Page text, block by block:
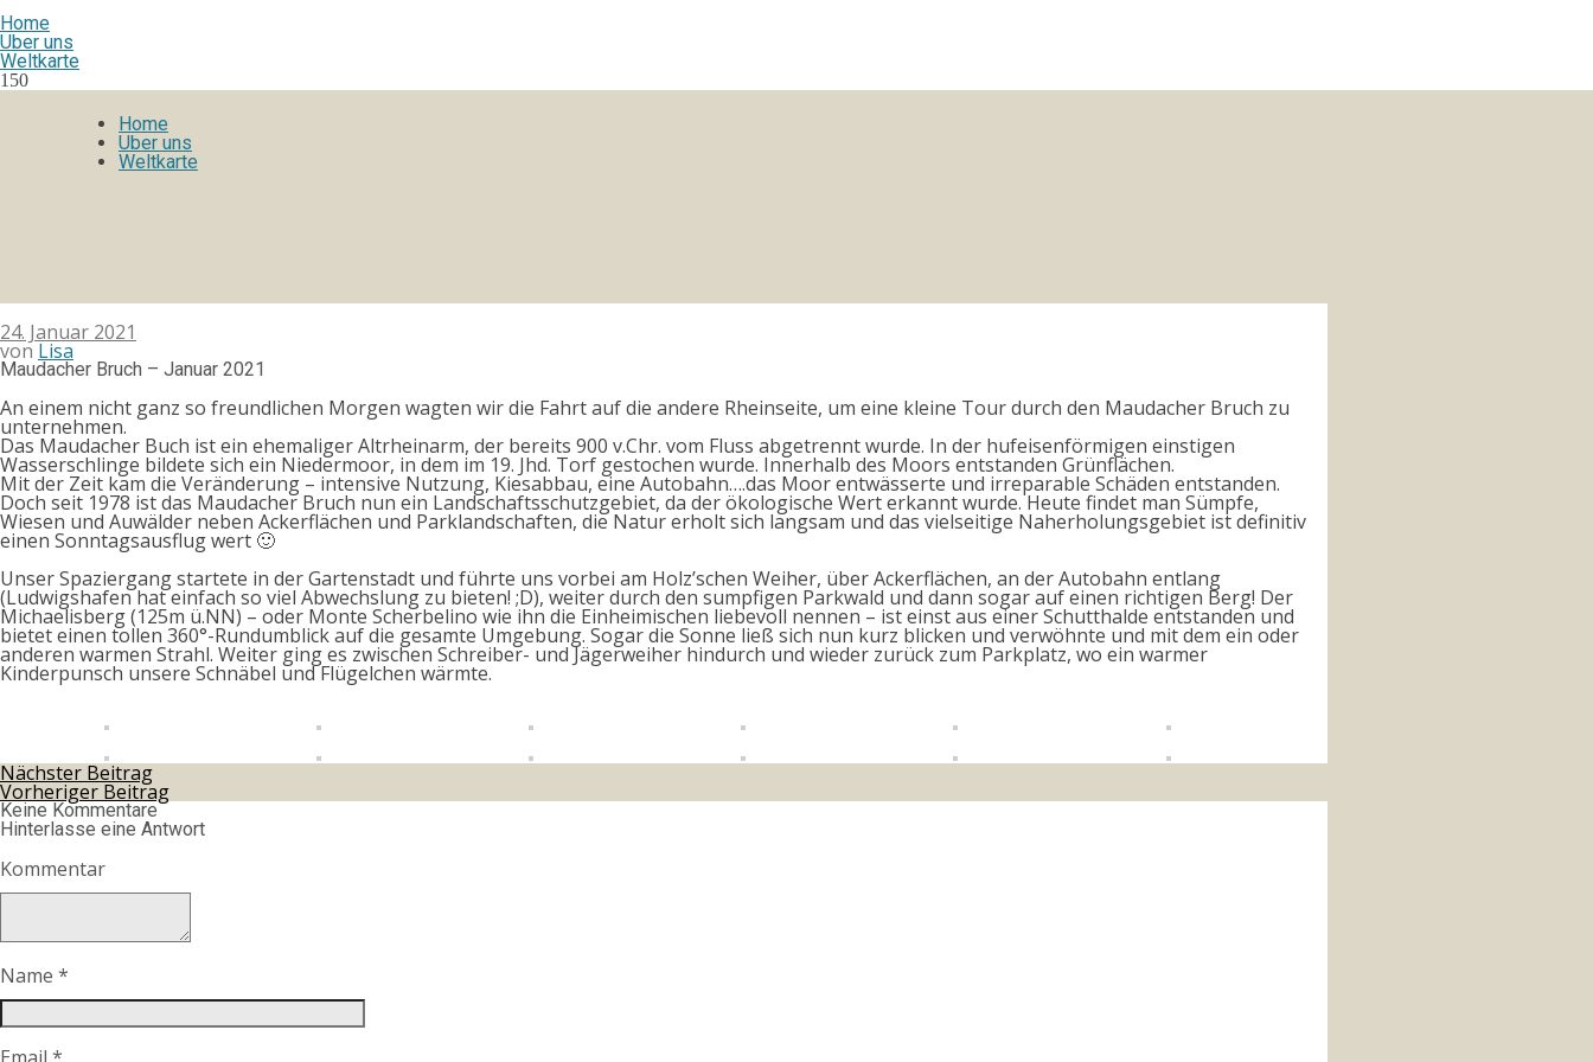
Home
Über uns
Weltkarte
150
Home
Über uns
Weltkarte
24. Januar 2021
von Lisa
Maudacher Bruch – Januar 2021
An einem nicht ganz so freundlichen Morgen wagten wir die Fahrt auf die andere Rheinseite, um eine kleine Tour durch den Maudacher Bruch zu
unternehmen.
Das Maudacher Buch ist ein ehemaliger Altrheinarm, der bereits 900 v.Chr. vom Fluss abgetrennt wurde. In der hufeisenförmigen einstigen
Wasserschlinge bildete sich ein Niedermoor, in dem im 19. Jhd. Torf gestochen wurde. Innerhalb des Moors entstanden Grünflächen.
Mit der Zeit kam die Veränderung – intensive Nutzung, Kiesabbau, eine Autobahn….das Moor entwässerte und irreparable Schäden entstanden.
Doch seit 1978 ist das Maudacher Bruch nun ein Landschaftsschutzgebiet, da der ökologische Wert erkannt wurde. Heute findet man Sümpfe,
Wiesen und Auwälder neben Ackerflächen und Parklandschaften, die Natur erholt sich langsam und das vielseitige Naherholungsgebiet ist definitiv
einen Sonntagsausflug wert 🙂
Unser Spaziergang startete in der Gartenstadt und führte uns vorbei am Holz’schen Weiher, über Ackerflächen, an der Autobahn entlang
(Ludwigshafen hat einfach so viel Abwechslung zu bieten! ;D), weiter durch den sumpfigen Parkwald und dann sogar auf einen richtigen Berg! Der
Michaelisberg (125m ü.NN) – oder Monte Scherbelino wie ihn die Einheimischen liebevoll nennen – ist einst aus einer Schutthalde entstanden und
bietet einen tollen 360°-Rundumblick auf die gesamte Umgebung. Sogar die Sonne ließ sich nun kurz blicken und verwöhnte und mit dem ein oder
anderen warmen Strahl. Weiter ging es zwischen Schreiber- und Jägerweiher hindurch und wieder zurück zum Parkplatz, wo ein warmer
Kinderpunsch unsere Schnäbel und Flügelchen wärmte.
Nächster Beitrag
Vorheriger Beitrag
Keine Kommentare
Hinterlasse eine Antwort
Kommentar
Name *